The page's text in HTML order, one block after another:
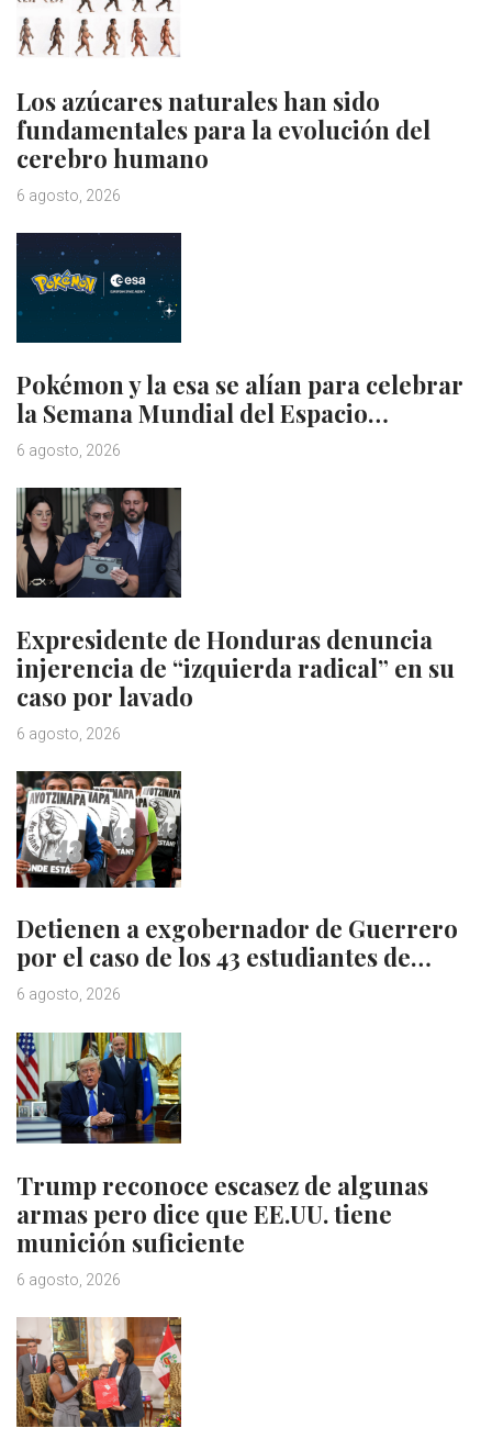
Los azúcares naturales han sido
fundamentales para la evolución del
cerebro humano
6 agosto, 2026
Pokémon y la esa se alían para celebrar
la Semana Mundial del Espacio…
6 agosto, 2026
Expresidente de Honduras denuncia
injerencia de “izquierda radical” en su
caso por lavado
6 agosto, 2026
Detienen a exgobernador de Guerrero
por el caso de los 43 estudiantes de…
6 agosto, 2026
Trump reconoce escasez de algunas
armas pero dice que EE.UU. tiene
munición suficiente
6 agosto, 2026